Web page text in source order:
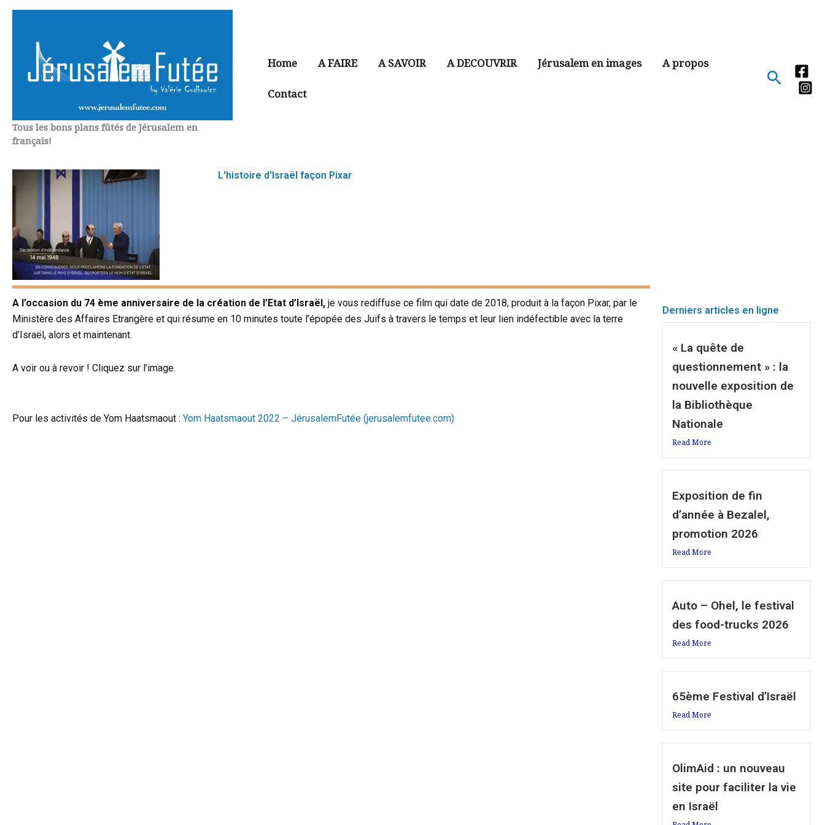
Aller
contenu
Tous les bons plans fûtés de Jérusalem en
français!
Home A FAIRE A SAVOIR A DECOUVRIR Jérusalem en images A propos
Contact
L'histoire d'Israël façon Pixar
A l’occasion du 74 ème anniversaire de la création de l’Etat d’Israël, je vous rediffuse ce film qui date de 2018, produit à la façon Pixar, par le
Ministère des Affaires Etrangère et qui résume en 10 minutes toute l’épopée des Juifs à travers le temps et leur lien indéfectible avec la terre
d’Israël, alors et maintenant.
A voir ou à revoir ! Cliquez sur l’image.
Pour les activités de Yom Haatsmaout : Yom Haatsmaout 2022 – JérusalemFutée (jerusalemfutee.com)
Derniers articles en ligne
« La quête de
questionnement » : la
nouvelle exposition de
la Bibliothèque
Nationale
Read More
Exposition de fin
d’année à Bezalel,
promotion 2026
Read More
Auto – Ohel, le festival
des food-trucks 2026
Read More
65ème Festival d’Israël
Read More
OlimAid : un nouveau
site pour faciliter la vie
en Israël